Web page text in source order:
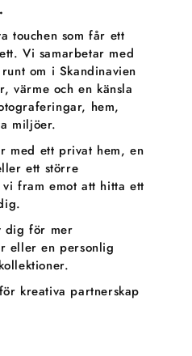
touchen som får ett
Vi samarbetar med
om i Skandinavien
värme och en känsla
hem,
miljöer.
med ett privat hem, en
ett större
fram emot att hitta ett
dig för mer
eller en personlig
kreativa partnerskap